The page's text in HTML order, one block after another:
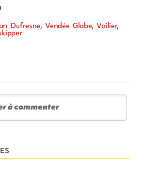
Dufresne, Vendée Globe, Voilier,